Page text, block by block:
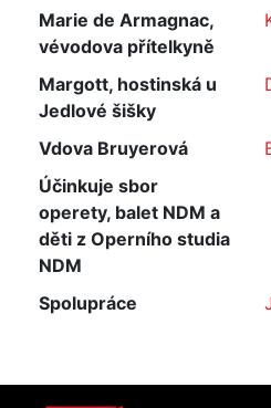
Marie de Armagnac,
vévodova přítelkyně
Margott, hostinská u
Jedlové šišky
Vdova Bruyerová
Účinkuje sbor
operety, balet NDM a
děti z Operního studia
NDM
Spolupráce